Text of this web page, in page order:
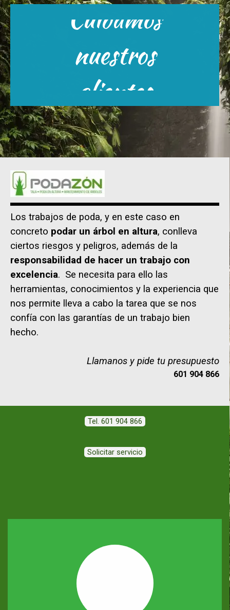
Cuidamos
nuestros
clientes
Estamos su disposición 24
hras.x7
Escríbenos
Los trabajos de poda, y en este caso en
concreto podar un árbol en altura, conlleva
ciertos riesgos y peligros, además de la
responsabilidad de hacer un trabajo con
excelencia. Se necesita para ello las
herramientas, conocimientos y la experiencia que
nos permite lleva a cabo la tarea que se nos
confía con las garantías de un trabajo bien
hecho.
Llamanos y pide tu presupuesto
601 904 866
Tel. 601 904 866
Solicitar servicio